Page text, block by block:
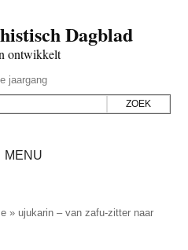
Dagblad
ontwikkelt
jaargang
MENU
»ujukarin – van zafu-zitter naar